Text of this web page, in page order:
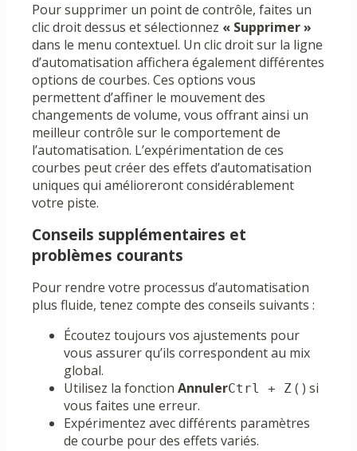
Pour supprimer un point de contrôle, faites un
clic droit dessus et sélectionnez « Supprimer »
dans le menu contextuel. Un clic droit sur la ligne
d’automatisation affichera également différentes
options de courbes. Ces options vous
permettent d’affiner le mouvement des
changements de volume, vous offrant ainsi un
meilleur contrôle sur le comportement de
l’automatisation. L’expérimentation de ces
courbes peut créer des effets d’automatisation
uniques qui amélioreront considérablement
votre piste.
Conseils supplémentaires et
problèmes courants
Pour rendre votre processus d’automatisation
plus fluide, tenez compte des conseils suivants :
Écoutez toujours vos ajustements pour
vous assurer qu’ils correspondent au mix
global.
Utilisez la fonction AnnulerCtrl + Z ( ) si
vous faites une erreur.
Expérimentez avec différents paramètres
de courbe pour des effets variés.